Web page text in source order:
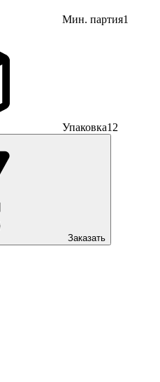
Мин. партия1
Упаковка12
Заказать